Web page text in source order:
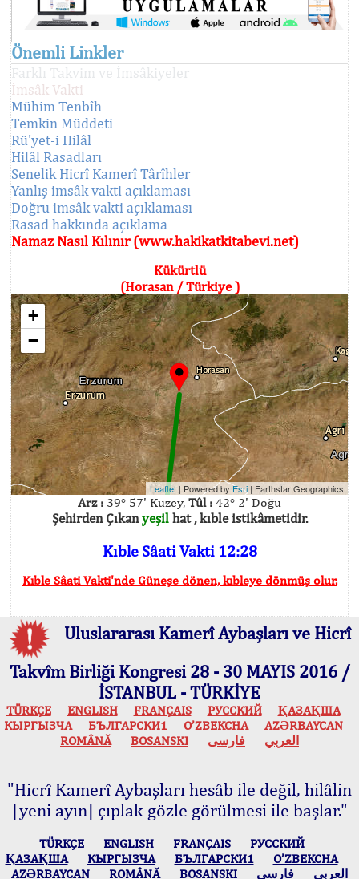
Önemli Linkler
Farklı Takvim ve İmsâkiyeler
İmsâk Vakti
Mühim Tenbîh
Temkin Müddeti
Rü'yet-i Hilâl
Hilâl Rasadları
Senelik Hicrî Kamerî Târîhler
Yanlış imsâk vakti açıklaması
Doğru imsâk vakti açıklaması
Rasad hakkında açıklama
Namaz Nasıl Kılınır (www.hakikatkitabevi.net)
Kükürtlü
(Horasan / Türkiye )
+
−
Leaflet | Powered byEsri | Earthstar Geographics
Arz : 39° 57' Kuzey, Tûl : 42° 2' Doğu
Şehirden Çıkanyeşilhat , kıble istikâmetidir.
Kıble Sâati Vakti 12:28
Kıble Sâati Vakti'nde Güneşe dönen, kıbleye dönmüş olur.
Uluslararası Kamerî Aybaşları ve Hicrî
Takvîm Birliği Kongresi 28 - 30 MAYIS 2016 /
İSTANBUL - TÜRKİYE
TÜRKÇE ENGLISH FRANÇAIS РУССКИЙ
ҚАЗАҚША
КЫPГЫЗЧA
БЪЛГАРСКИ1 O’ZBEKCHA
AZӘRBAYCAN
ROMÂNĂ
BOSANSKI العربي فارسی
"Hicrî Kamerî Aybaşları hesâb ile değil, hilâlin
[yeni ayın] çıplak gözle görülmesi ile başlar."
TÜRKÇE ENGLISH FRANÇAIS
РУССКИЙ
ҚАЗАҚША
КЫPГЫЗЧA БЪЛГАРСКИ1
O’ZBEKCHA
AZӘRBAYCAN
ROMÂNĂ BOSANSKI العربي فارسی